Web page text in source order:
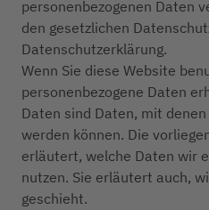
personenbezogenen Daten
den gesetzlichen
Datenschutzerklärung.
Wenn Sie diese Website
personenbezogene Daten
Daten sind Daten, mit
werden können. Die
erläutert, welche Daten wir
nutzen. Sie erläutert auch,
geschieht.